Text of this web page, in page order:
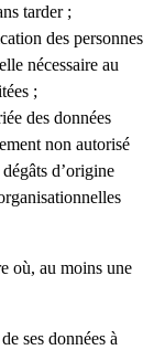
tarder ;
des personnes
nécessaire au
;
des données
non autorisé
d’origine
où, au moins une
ses données à